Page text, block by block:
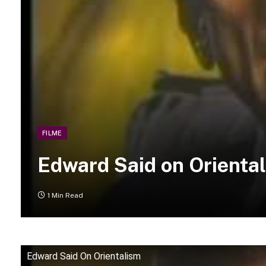
FILME
Edward Said on
1 Min Read
Edward Said On Orientalism